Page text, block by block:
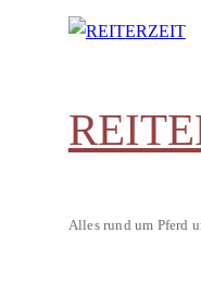
Alles rund um Pferd